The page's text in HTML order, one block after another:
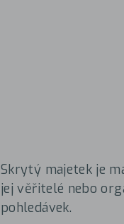
Skrytý majetek je
jej věřitelé nebo
pohledávek.